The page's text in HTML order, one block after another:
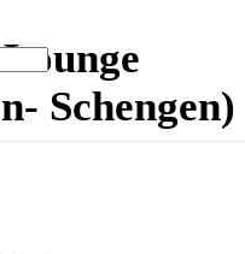
Schengen)